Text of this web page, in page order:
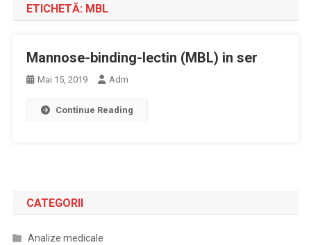
ETICHETĂ: MBL
Mannose-binding-lectin (MBL) in ser
Mai 15, 2019 Adm
Continue Reading
CATEGORII
Analize medicale